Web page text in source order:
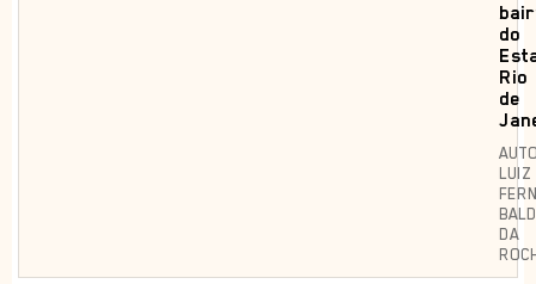
do
Rio
de
LUIZ
DA